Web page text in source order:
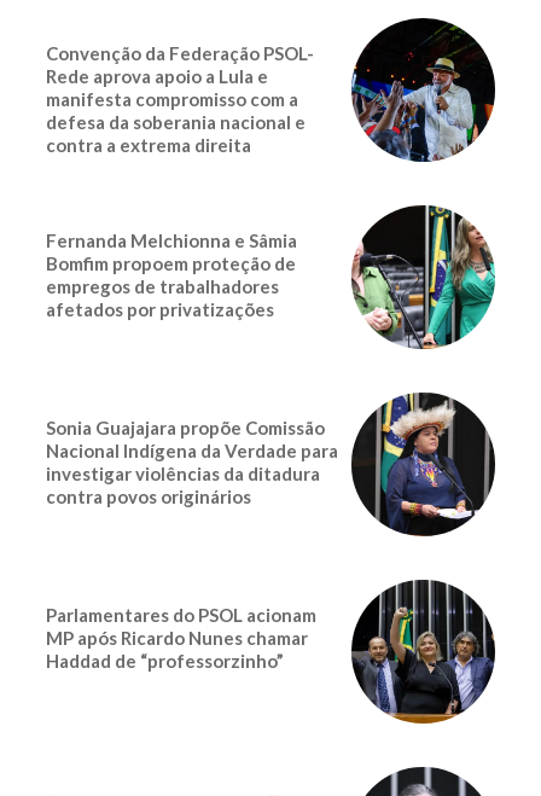
Convenção da Federação PSOL-
Rede aprova apoio a Lula e
manifesta compromisso com a
defesa da soberania nacional e
contra a extrema direita
Fernanda Melchionna e Sâmia
Bomfim propoem proteção de
empregos de trabalhadores
afetados por privatizações
Sonia Guajajara propõe Comissão
Nacional Indígena da Verdade para
investigar violências da ditadura
contra povos originários
Parlamentares do PSOL acionam
MP após Ricardo Nunes chamar
Haddad de “professorzinho”